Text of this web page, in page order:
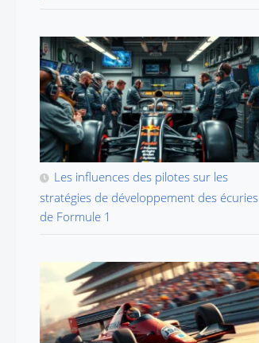
Les influences des pilotes sur les
stratégies de développement des écuries
de Formule 1